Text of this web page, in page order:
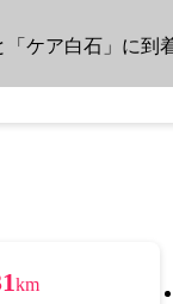
「ケア白石」に到
km